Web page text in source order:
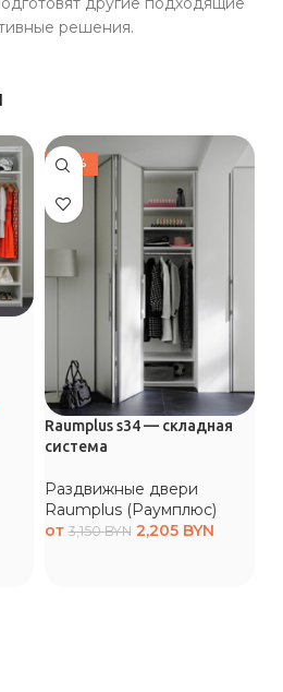
решения.
-30%
Raumplus s34 — складная
система
Раздвижные двери
Raumplus (Раумплюс)
от 3,150BYN 2,205 BYN